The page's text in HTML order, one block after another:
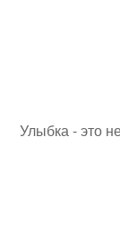
Улыбка - это